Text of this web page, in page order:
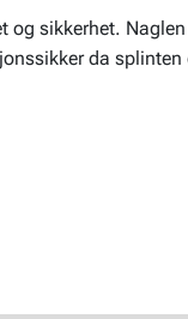
og sikkerhet.
da splinten